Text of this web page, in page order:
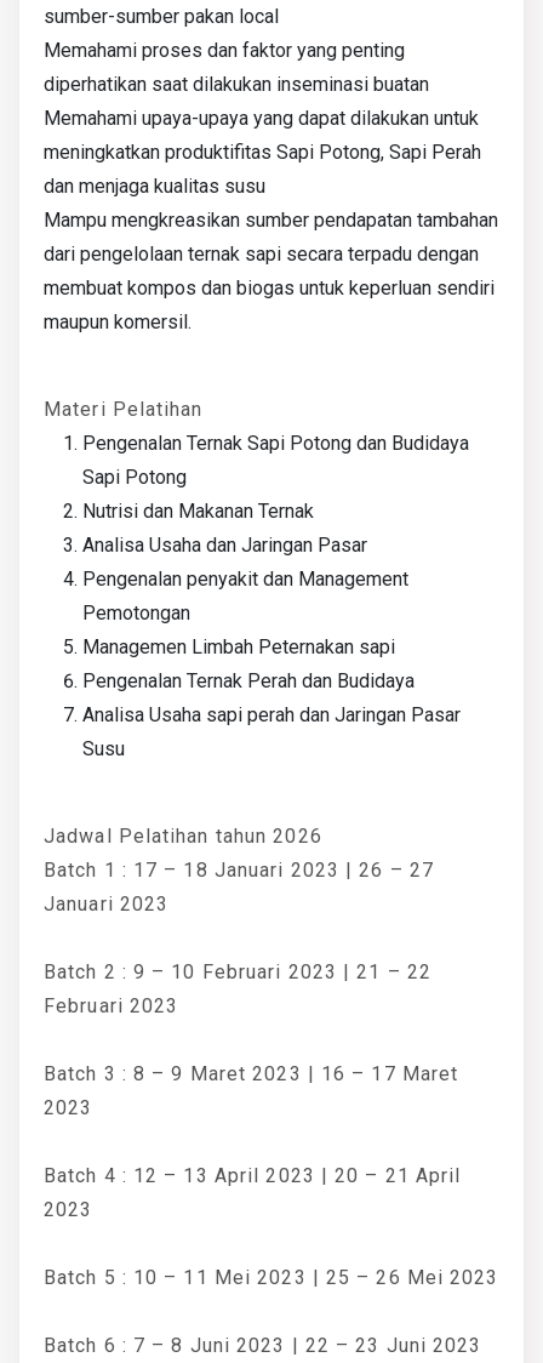
sumber-sumber pakan local
Memahami proses dan faktor yang penting
diperhatikan saat dilakukan inseminasi buatan
Memahami upaya-upaya yang dapat dilakukan untuk
meningkatkan produktifitas Sapi Potong, Sapi Perah
dan menjaga kualitas susu
Mampu mengkreasikan sumber pendapatan tambahan
dari pengelolaan ternak sapi secara terpadu dengan
membuat kompos dan biogas untuk keperluan sendiri
maupun komersil.
Materi Pelatihan
Pengenalan Ternak Sapi Potong dan Budidaya
Sapi Potong
Nutrisi dan Makanan Ternak
Analisa Usaha dan Jaringan Pasar
Pengenalan penyakit dan Management
Pemotongan
Managemen Limbah Peternakan sapi
Pengenalan Ternak Perah dan Budidaya
Analisa Usaha sapi perah dan Jaringan Pasar
Susu
Jadwal Pelatihan tahun 2026
Batch 1 : 17 – 18 Januari 2023 | 26 – 27
Januari 2023
Batch 2 : 9 – 10 Februari 2023 | 21 – 22
Februari 2023
Batch 3 : 8 – 9 Maret 2023 | 16 – 17 Maret
2023
Batch 4 : 12 – 13 April 2023 | 20 – 21 April
2023
Batch 5 : 10 – 11 Mei 2023 | 25 – 26 Mei 2023
Batch 6 : 7 – 8 Juni 2023 | 22 – 23 Juni 2023